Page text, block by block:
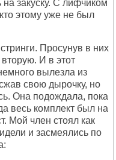
на закуску. С лифчиком
этому уже не был
Просунув в них
И в этот
вылезла из
свою дырочку, но
Она подождала, пока
весь комплект был на
Мой член стоял как
и засмеялись по